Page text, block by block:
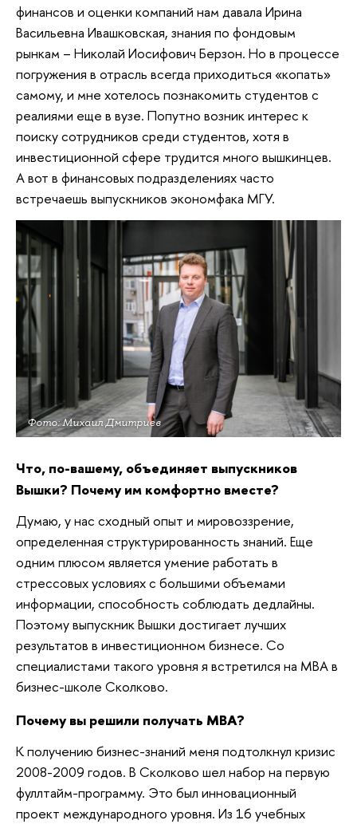
финансов и оценки компаний нам давала Ирина
Васильевна Ивашковская, знания по фондовым
рынкам – Николай Иосифович Берзон. Но в процессе
погружения в отрасль всегда приходиться «копать»
самому, и мне хотелось познакомить студентов с
реалиями еще в вузе. Попутно возник интерес к
поиску сотрудников среди студентов, хотя в
инвестиционной сфере трудится много вышкинцев.
А вот в финансовых подразделениях часто
встречаешь выпускников экономфака МГУ.
Фото: Михаил Дмитриев
Что, по-вашему, объединяет выпускников
Вышки? Почему им комфортно вместе?
Думаю, у нас сходный опыт и мировоззрение,
определенная структурированность знаний. Еще
одним плюсом является умение работать в
стрессовых условиях с большими объемами
информации, способность соблюдать дедлайны.
Поэтому выпускник Вышки достигает лучших
результатов в инвестиционном бизнесе. Со
специалистами такого уровня я встретился на МВА в
бизнес-школе Сколково.
Почему вы решили получать МВА?
К получению бизнес-знаний меня подтолкнул кризис
2008-2009 годов. В Сколково шел набор на первую
фуллтайм-программу. Это был инновационный
проект международного уровня. Из 16 учебных